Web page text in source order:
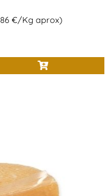
€/Kg aprox)